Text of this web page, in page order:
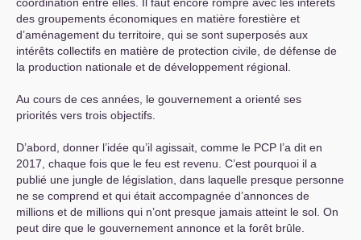
des groupements économiques en matière forestière et
d’aménagement du territoire, qui se sont superposés aux
intérêts collectifs en matière de protection civile, de défense de
la production nationale et de développement régional.
Au cours de ces années, le gouvernement a orienté ses
priorités vers trois objectifs.
D’abord, donner l’idée qu’il agissait, comme le PCP l’a dit en
2017, chaque fois que le feu est revenu. C’est pourquoi il a
publié une jungle de législation, dans laquelle presque personne
ne se comprend et qui était accompagnée d’annonces de
millions et de millions qui n’ont presque jamais atteint le sol. On
peut dire que le gouvernement annonce et la forêt brûle.